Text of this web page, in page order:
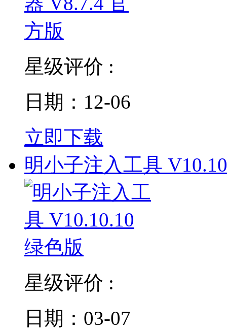
星级评价 :
日期：12-06
立即下载
明小子注入工具
星级评价 :
日期：03-07